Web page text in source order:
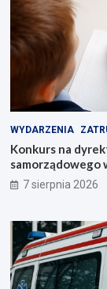
WYDARZENIA
Konkurs na
samorządowego
już dziś!
7 sierpnia 2026